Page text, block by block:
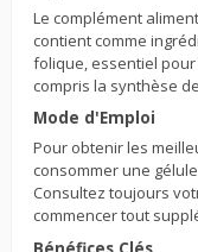
Le complément
contient comme
folique, essentiel
compris la synthèse
Mode d'Emploi
Pour obtenir les
consommer une
Consultez toujours
commencer tout